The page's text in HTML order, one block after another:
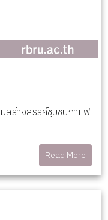
ร้างสรรค์ชุมชนกาแฟ
Read More